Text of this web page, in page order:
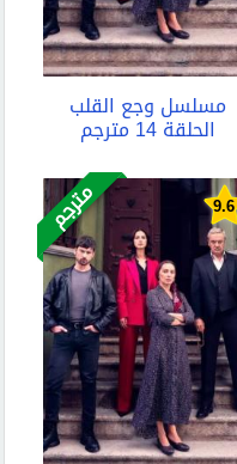
مسلسل وجع القلب
الحلقة 14 مترجم
9.6 مترجم